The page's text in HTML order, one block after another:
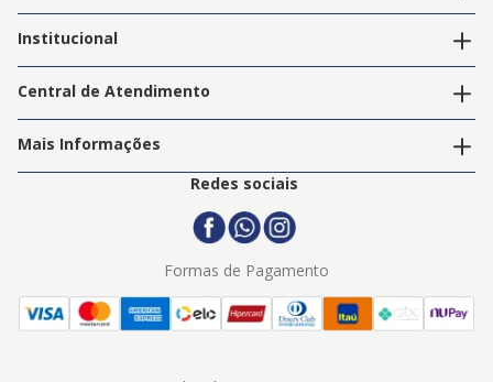
Editar endereços
Institucional
Nossas Lojas
Trabalhe Conosco
Central de Atendimento
Política de Privacidade
Termos e Condições
Politica de Entrega
Mais Informações
2ª Via Nota Fiscal
Redes sociais
Formas de Pagamento